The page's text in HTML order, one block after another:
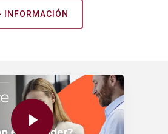
INFORMACIÓN
Play Video